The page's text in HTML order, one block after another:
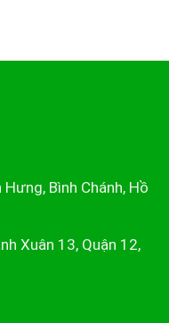
Bình Chánh, Hồ
Xuân 13, Quận 12,